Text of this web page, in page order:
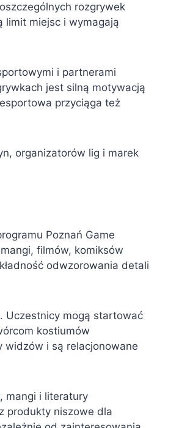
rozgrywek
limit miejsc i wymagają
i partnerami
jest silną motywacją
przyciąga też
organizatorów lig i marek
Poznań Game
filmów, komiksów
odwzorowania detali
Uczestnicy mogą startować
kostiumów
widzów i są relacjonowane
mangi i literatury
produkty niszowe dla